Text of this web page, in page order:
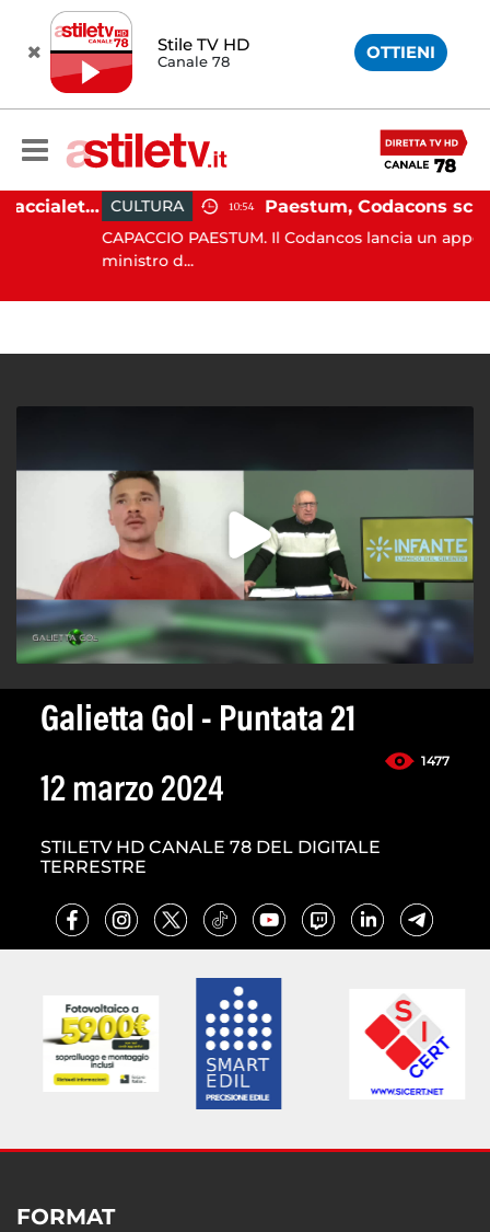
Stile TV HD
Canale 78 OTTIENI
Martina Carbonaro, braccialetto elettronico per i genitori della 14enne uccisa dall'ex CULTURA 10:54
CAPACCIO PAESTUM. Il Codancos lancia un appello al
ministro d...
Galietta Gol - Puntata 21
1477
12 marzo 2024
STILETV HD CANALE 78 DEL DIGITALE
TERRESTRE
FORMAT